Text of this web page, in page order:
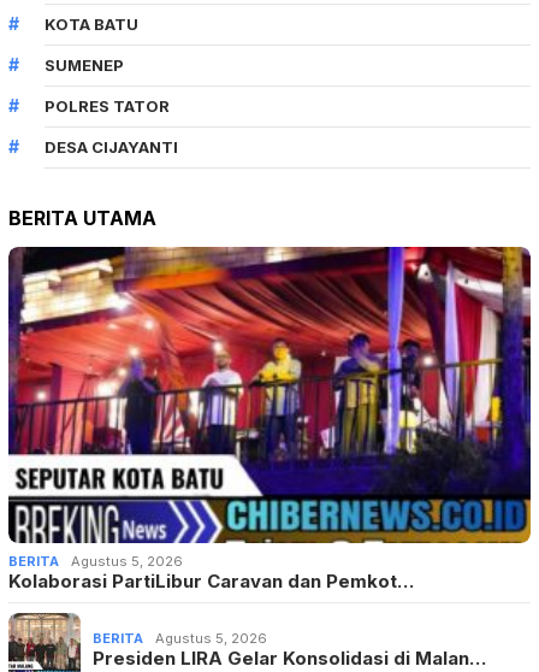
KOTA BATU
SUMENEP
POLRES TATOR
DESA CIJAYANTI
BERITA UTAMA
BERITA Agustus 5, 2026
Kolaborasi PartiLibur Caravan dan Pemkot…
BERITA Agustus 5, 2026
Presiden LIRA Gelar Konsolidasi di Malan…